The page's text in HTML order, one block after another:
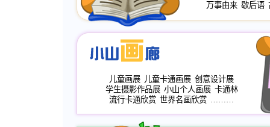
万事由来 歇后语
儿童画展 儿童卡通画展 创意设计展
学生摄影作品展 小山个人画展 卡通林
流行卡通欣赏 世界名画欣赏 ………